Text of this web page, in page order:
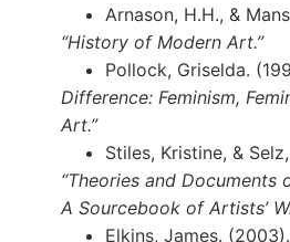
Arnason, H.H., &
“History of Modern Art.”
Pollock, Griselda.
Difference: Feminism,
Art.”
Stiles, Kristine, &
“Theories and
A Sourcebook of Artists’
Elkins, James. (2003).